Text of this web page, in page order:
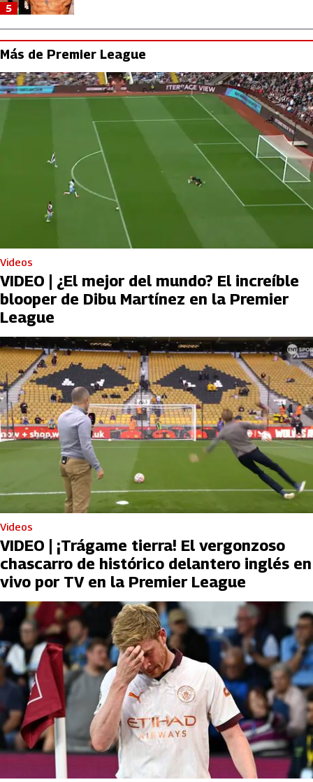
5
Más de Premier League
Videos
VIDEO | ¿El mejor del mundo? El increíble
blooper de Dibu Martínez en la Premier
League
Videos
VIDEO | ¡Trágame tierra! El vergonzoso
chascarro de histórico delantero inglés en
vivo por TV en la Premier League